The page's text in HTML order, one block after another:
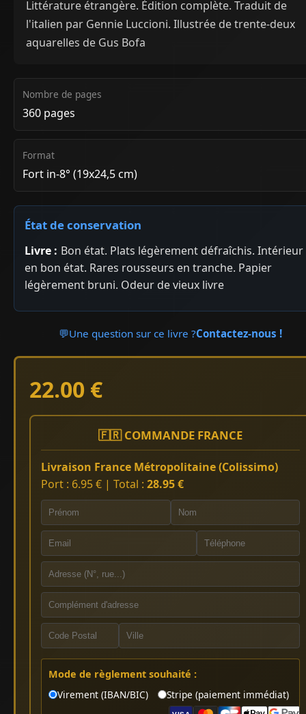
Littérature étrangère. Édition complète. Traduit de
l'italien par Gennie Luccioni. Illustrée de trente-deux
aquarelles de Gus Bofa
Nombre de pages
360 pages
Format
Fort in-8° (19x24,5 cm)
État de conservation
Livre : Bon état. Plats légèrement défraîchis. Intérieur
en bon état. Rares rousseurs en tranche. Papier
légèrement bruni. Odeur de vieux livre
💬Une question sur ce livre ?Contactez-nous !
22.00 €
🇫🇷 COMMANDE FRANCE
Livraison France Métropolitaine (Colissimo)
Port : 6.95 € | Total : 28.95 €
Mode de règlement souhaité :
Virement (IBAN/BIC)
Stripe (paiement immédiat)